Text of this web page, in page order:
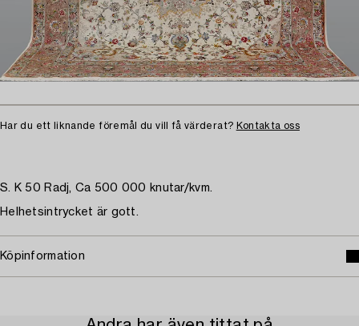
Har du ett liknande föremål du vill få värderat? Kontakta oss
S. K 50 Radj, Ca 500 000 knutar/kvm.
Helhetsintrycket är gott.
Köpinformation